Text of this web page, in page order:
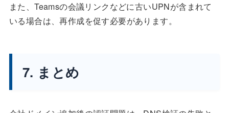
また、Teamsの会議リンクなどに古いUPNが含まれて
いる場合は、再作成を促す必要があります。
7. まとめ